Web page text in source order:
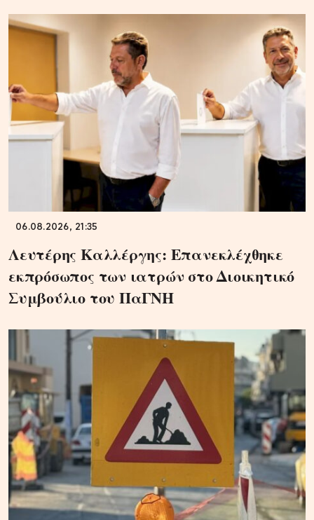
06.08.2026, 21:35
Λευτέρης Καλλέργης: Επανεκλέχθηκε
εκπρόσωπος των ιατρών στο Διοικητικό
Συμβούλιο του ΠαΓΝΗ